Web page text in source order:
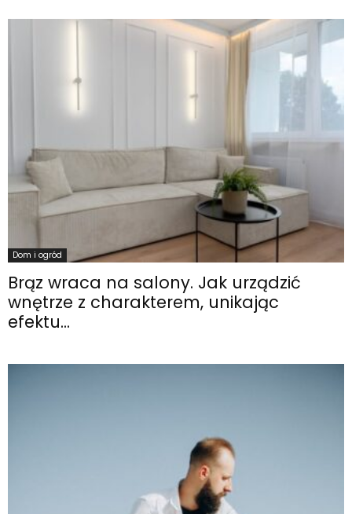
Dom i ogród
Brąz wraca na salony. Jak urządzić
wnętrze z charakterem, unikając
efektu...